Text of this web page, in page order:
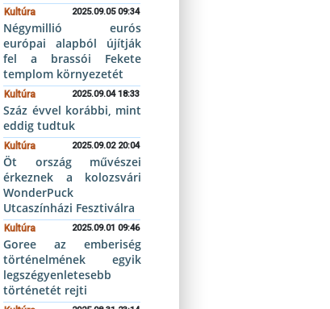
Kultúra 2025.09.05 09:34
Négymillió eurós
európai alapból újítják
fel a brassói Fekete
templom környezetét
Kultúra 2025.09.04 18:33
Száz évvel korábbi, mint
eddig tudtuk
Kultúra 2025.09.02 20:04
Öt ország művészei
érkeznek a kolozsvári
WonderPuck
Utcaszínházi Fesztiválra
Kultúra 2025.09.01 09:46
Goree az emberiség
történelmének egyik
legszégyenletesebb
történetét rejti